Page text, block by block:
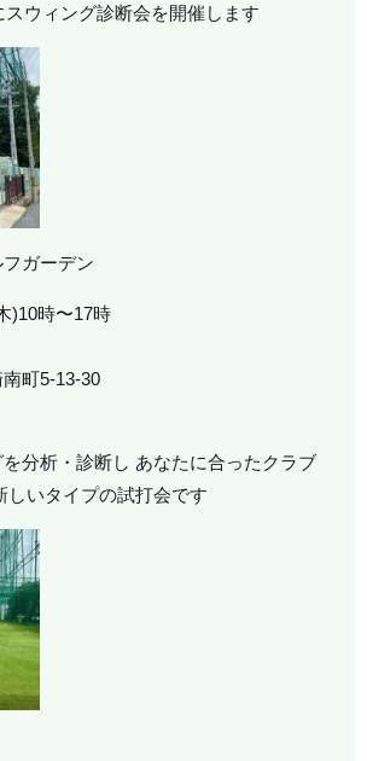
スウィング診断会を開催します
ガーデン
)10時〜17時
町5-13-30
分析・診断し あなたに合ったクラブ
しいタイプの試打会です